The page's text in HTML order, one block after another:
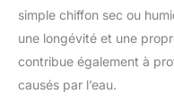
simple chiffon sec ou
une longévité et une
contribue également à
causés par l’eau.